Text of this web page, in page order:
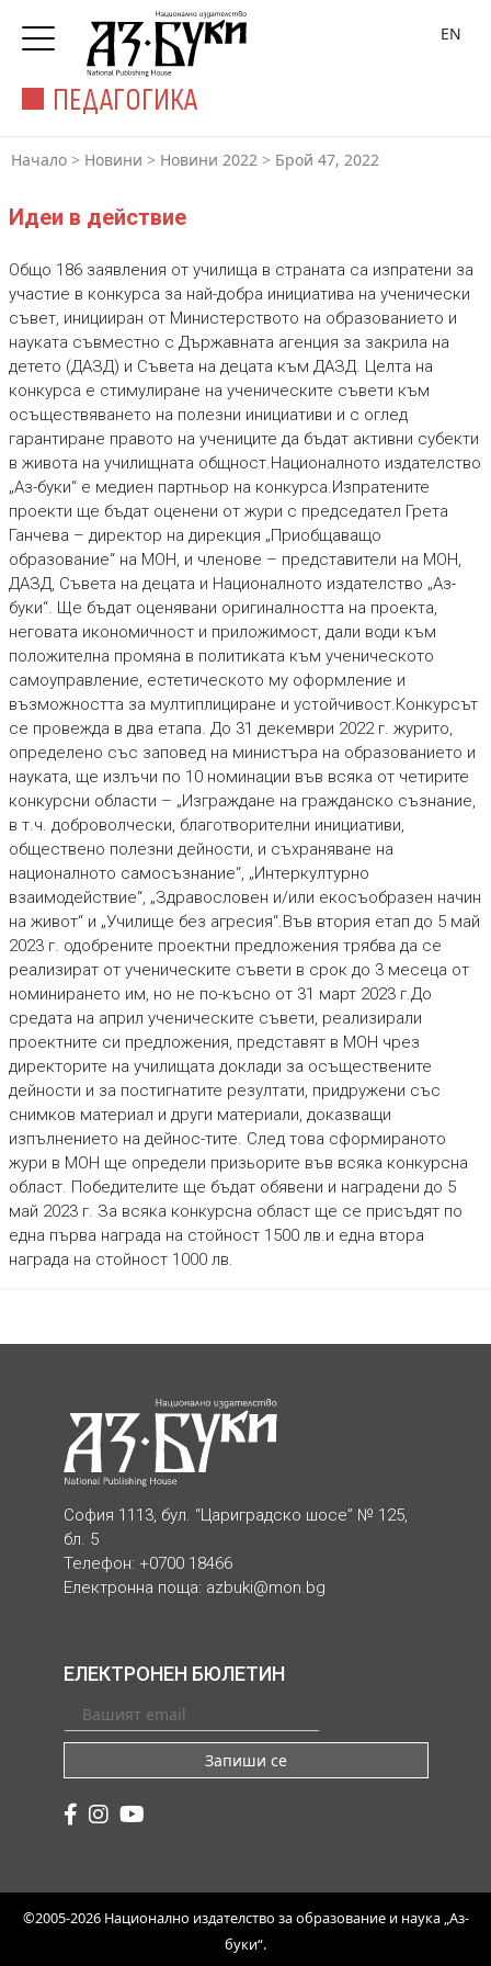
ПЕДАГОГИКА
EN
Начало > Новини > Новини 2022 > Брой 47, 2022
Идеи в действие
Общо 186 заявления от училища в страната са изпратени за
участие в конкурса за най-добра инициатива на ученически
съвет, иницииран от Министерството на образованието и
науката съвместно с Държавната агенция за закрила на
детето (ДАЗД) и Съвета на децата към ДАЗД. Целта на
конкурса е стимулиране на ученическите съвети към
осъществяването на полезни инициативи и с оглед
гарантиране правото на учениците да бъдат активни субекти
в живота на училищната общност.Националното издателство
„Аз-буки“ е медиен партньор на конкурса.Изпратените
проекти ще бъдат оценени от жури с председател Грета
Ганчева – директор на дирекция „Приобщаващо
образование“ на МОН, и членове – представители на МОН,
ДАЗД, Съвета на децата и Националното издателство „Аз-
буки“. Ще бъдат оценявани оригиналността на проекта,
неговата икономичност и приложимост, дали води към
положителна промяна в политиката към ученическото
самоуправление, естетическото му оформление и
възможността за мултиплициране и устойчивост.Конкурсът
се провежда в два етапа. До 31 декември 2022 г. журито,
определено със заповед на министъра на образованието и
науката, ще излъчи по 10 номинации във всяка от четирите
конкурсни области – „Изграждане на гражданско съзнание,
в т.ч. доброволчески, благотворителни инициативи,
обществено полезни дейности, и съхраняване на
националното самосъзнание“, „Интеркултурно
взаимодействие“, „Здравословен и/или екосъобразен начин
на живот“ и „Училище без агресия“.Във втория етап до 5 май
2023 г. одобрените проектни предложения трябва да се
реализират от ученическите съвети в срок до 3 месеца от
номинирането им, но не по-късно от 31 март 2023 г.До
средата на април ученическите съвети, реализирали
проектните си предложения, представят в МОН чрез
директорите на училищата доклади за осъществените
дейности и за постигнатите резултати, придружени със
снимков материал и други материали, доказващи
изпълнението на дейнос-тите. След това сформираното
жури в МОН ще определи призьорите във всяка конкурсна
област. Победителите ще бъдат обявени и наградени до 5
май 2023 г. За всяка конкурсна област ще се присъдят по
една първа награда на стойност 1500 лв.и една втора
награда на стойност 1000 лв.
София 1113, бул. “Цариградско шосе” № 125,
бл. 5
Телефон: +0700 18466
Електронна поща: azbuki@mon.bg
ЕЛЕКТРОНЕН БЮЛЕТИН
Запиши се
©2005-2026 Национално издателство за образование и наука „Аз-
буки“.